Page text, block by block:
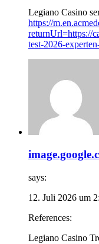
Legiano Casino
https://
returnUrl=https://
test-2026-
says:
12. Juli 2026 um
References:
Legiano Casino